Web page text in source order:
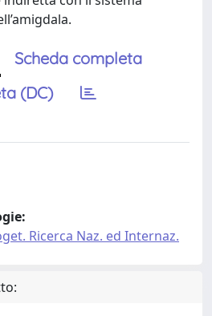
Scheda completa
(DC)
Ricerca Naz. ed Internaz.